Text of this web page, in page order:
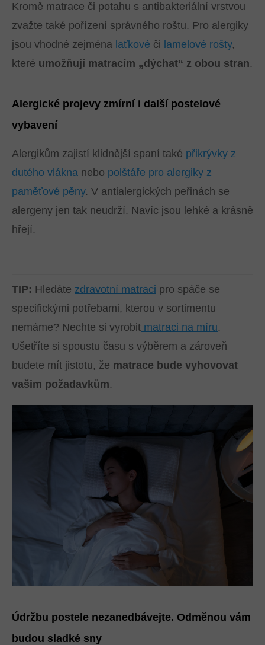
Kromě matrace či potahu s antibakteriální vrstvou
zvažte také pořízení správného roštu. Pro alergiky
jsou vhodné zejména laťkové či lamelové rošty,
které umožňují matracím „dýchat“ z obou stran.
Alergické projevy zmírní i další postelové
vybavení
Alergikům zajistí klidnější spaní také přikrývky z
dutého vlákna nebo polštáře pro alergiky z
paměťové pěny. V antialergických peřinách se
alergeny jen tak neudrží. Navíc jsou lehké a krásně
hřejí.
TIP: Hledáte zdravotní matraci pro spáče se
specifickými potřebami, kterou v sortimentu
nemáme? Nechte si vyrobit matraci na míru.
Ušetříte si spoustu času s výběrem a zároveň
budete mít jistotu, že matrace bude vyhovovat
vašim požadavkům.
Údržbu postele nezanedbávejte. Odměnou vám
budou sladké sny